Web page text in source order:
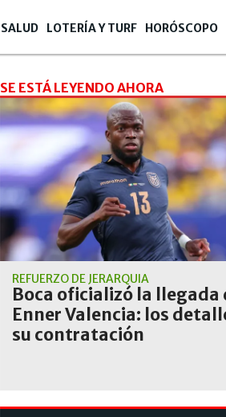
SALUD LOTERÍA Y TURF HORÓSCOPO
SE ESTÁ LEYENDO AHORA
REFUERZO DE JERARQUÍA
Boca oficializó la llegada
Enner Valencia: los
su contratación